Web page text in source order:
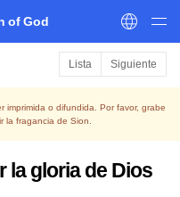
of God
Lista Siguiente
o difundida. Por favor, grabe
la fragancia de Sion.
la gloria de Dios